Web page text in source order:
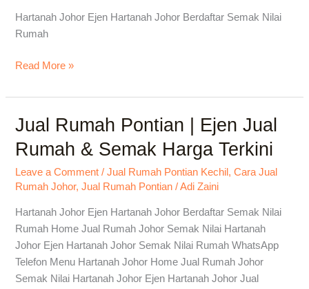
Hartanah Johor Ejen Hartanah Johor Berdaftar Semak Nilai
Rumah
Rumah
Pontian
Read More »
Jual Rumah Pontian | Ejen Jual
Rumah & Semak Harga Terkini
Leave a Comment /Jual Rumah Pontian Kechil ,Cara Jual
Rumah Johor,Jual Rumah Pontian /Adi Zaini
Hartanah Johor Ejen Hartanah Johor Berdaftar Semak Nilai
Rumah Home Jual Rumah Johor Semak Nilai Hartanah
Johor Ejen Hartanah Johor Semak Nilai Rumah WhatsApp
Telefon Menu Hartanah Johor Home Jual Rumah Johor
Semak Nilai Hartanah Johor Ejen Hartanah Johor Jual
Jual
Pontian
|
Ejen